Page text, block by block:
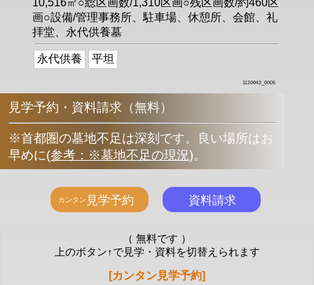
10,516㎡○総区画数/1,310区画○残区画数/約460区
画○設備/管理事務所、駐車場、休憩所、会館、礼
拝堂、永代供養墓
永代供養 平坦
1120042_0005
見学予約・資料請求（無料）
※首都圏の墓地不足は深刻です。良い場所はお
早めに(参考：※墓地不足の現況)。
（ 無料です ）
上のボタン↑で見学・資料を切替えられます
[カンタン見学予約]